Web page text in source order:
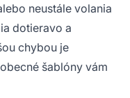
neustále volania
dotieravo a
chybou je
šablóny vám